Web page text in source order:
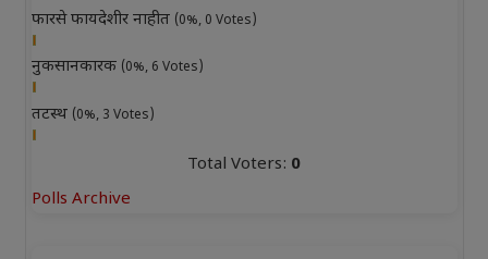
फारसे फायदेशीर नाहीत (0%, 0 Votes)
नुकसानकारक (0%, 6 Votes)
तटस्थ (0%, 3 Votes)
Total Voters: 0
Polls Archive